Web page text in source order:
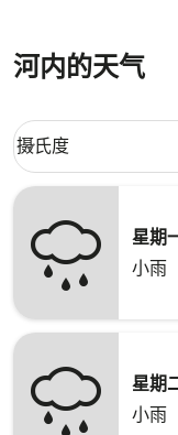
河内的天气
Weather unit option
摄氏度
keyboard_arrow_down
星期
小雨
星期
小雨